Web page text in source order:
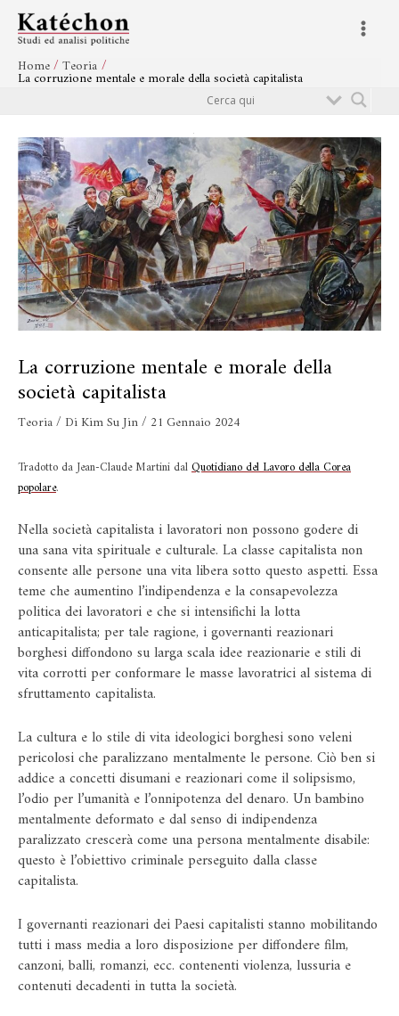
contenuto
Main
Home Teoria
La corruzione mentale e morale della società capitalista
La corruzione mentale e morale della
società capitalista
Teoria/ Di Kim Su Jin/ 21 Gennaio 2024
Tradotto da Jean-Claude Martini dalQuotidiano del Lavoro della Corea
popolare.
Nella società capitalista i lavoratori non possono godere di
una sana vita spirituale e culturale. La classe capitalista non
consente alle persone una vita libera sotto questo aspetti. Essa
teme che aumentino l’indipendenza e la consapevolezza
politica dei lavoratori e che si intensifichi la lotta
anticapitalista; per tale ragione, i governanti reazionari
borghesi diffondono su larga scala idee reazionarie e stili di
vita corrotti per conformare le masse lavoratrici al sistema di
sfruttamento capitalista.
La cultura e lo stile di vita ideologici borghesi sono veleni
pericolosi che paralizzano mentalmente le persone. Ciò ben si
addice a concetti disumani e reazionari come il solipsismo,
l’odio per l’umanità e l’onnipotenza del denaro. Un bambino
mentalmente deformato e dal senso di indipendenza
paralizzato crescerà come una persona mentalmente disabile:
questo è l’obiettivo criminale perseguito dalla classe
capitalista.
I governanti reazionari dei Paesi capitalisti stanno mobilitando
tutti i mass media a loro disposizione per diffondere film,
canzoni, balli, romanzi, ecc. contenenti violenza, lussuria e
contenuti decadenti in tutta la società.
Navigazione
articoli